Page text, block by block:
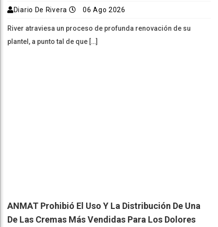
Diario De Rivera 06 Ago 2026
River atraviesa un proceso de profunda renovación de su
plantel, a punto tal de que […]
ANMAT Prohibió El Uso Y La Distribución De Una
De Las Cremas Más Vendidas Para Los Dolores